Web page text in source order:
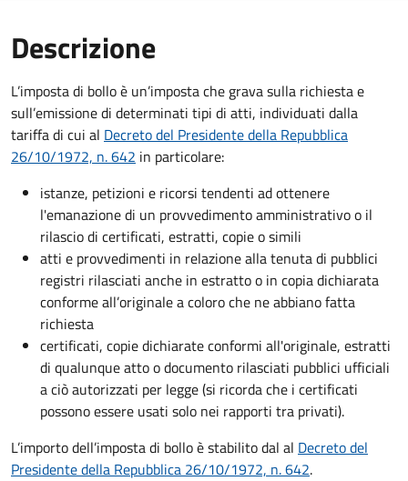
Descrizione
L’imposta di bollo è un’imposta che grava sulla richiesta e
sull’emissione di determinati tipi di atti, individuati dalla
tariffa di cui al Decreto del Presidente della Repubblica
26/10/1972, n. 642 in particolare:
istanze, petizioni e ricorsi tendenti ad ottenere
l'emanazione di un provvedimento amministrativo o il
rilascio di certificati, estratti, copie o simili
atti e provvedimenti in relazione alla tenuta di pubblici
registri rilasciati anche in estratto o in copia dichiarata
conforme all’originale a coloro che ne abbiano fatta
richiesta
certificati, copie dichiarate conformi all'originale, estratti
di qualunque atto o documento rilasciati pubblici ufficiali
a ciò autorizzati per legge (si ricorda che i certificati
possono essere usati solo nei rapporti tra privati).
L’importo dell’imposta di bollo è stabilito dal al Decreto del
Presidente della Repubblica 26/10/1972, n. 642.